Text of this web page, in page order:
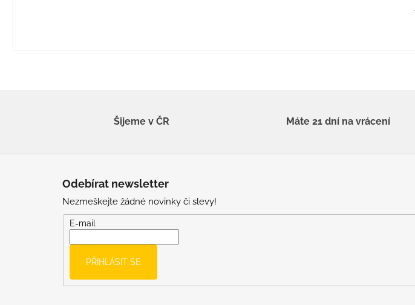
Šijeme v ČR Máte 21 dní na vrácení
Odebírat newsletter
Nezmeškejte žádné novinky či slevy!
E-mail
PŘIHLÁSIT SE